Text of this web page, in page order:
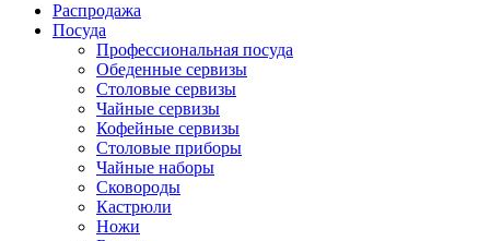
Распродажа
Посуда
Профессиональная посуда
Обеденные сервизы
Столовые сервизы
Чайные сервизы
Кофейные сервизы
Столовые приборы
Чайные наборы
Сковороды
Кастрюли
Ножи